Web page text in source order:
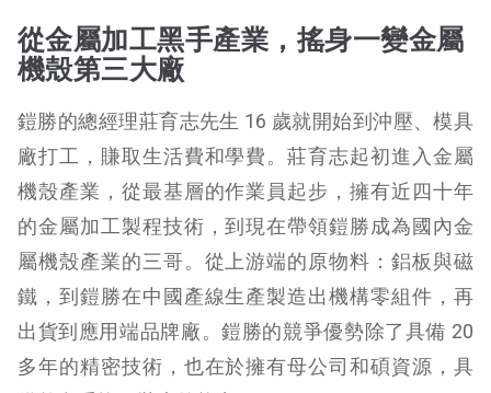
從金屬加工黑手產業，搖身一變金屬
機殼第三大廠
鎧勝的總經理莊育志先生 16 歲就開始到沖壓、模具
廠打工，賺取生活費和學費。莊育志起初進入金屬
機殼產業，從最基層的作業員起步，擁有近四十年
的金屬加工製程技術，到現在帶領鎧勝成為國內金
屬機殼產業的三哥。從上游端的原物料：鋁板與磁
鐵，到鎧勝在中國產線生產製造出機構零組件，再
出貨到應用端品牌廠。鎧勝的競爭優勢除了具備 20
多年的精密技術，也在於擁有母公司和碩資源，具